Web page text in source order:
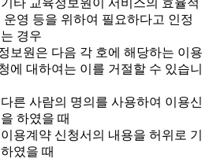
운영 등을 위하여 필요하다고 인정
경우
보원은 다음 각 호에 해당하는 이용
에 대하여는 이를 거절할 수 있습니
다른 사람의 명의를 사용하여 이용신
하였을 때
이용계약 신청서의 내용을 허위로 기
였을 때